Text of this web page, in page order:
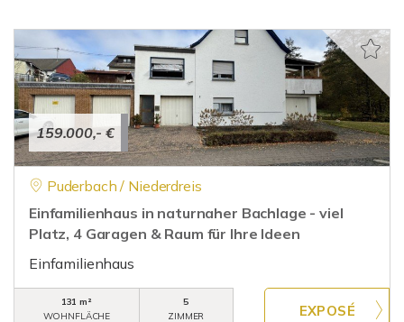
159.000,- €
Puderbach / Niederdreis
Einfamilienhaus in naturnaher Bachlage - viel
Platz, 4 Garagen & Raum für Ihre Ideen
Einfamilienhaus
131 m²
WOHNFLÄCHE
5
ZIMMER